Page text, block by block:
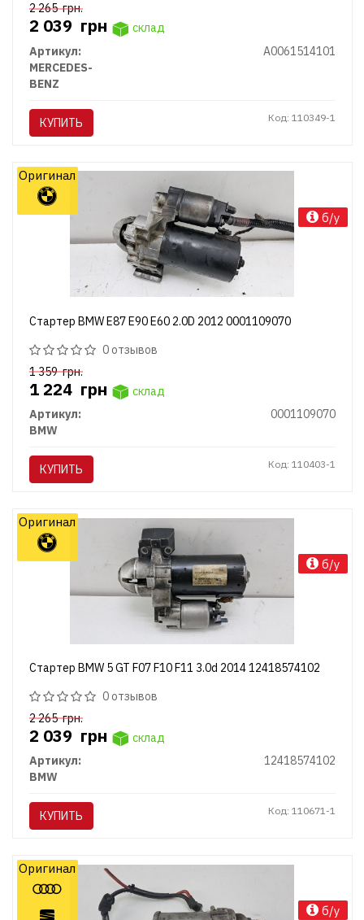
2 265грн.
2 039 грн
склад
Артикул:
A0061514101
MERCEDES-
BENZ
КУПИТЬ Код: 110349-1
Стартер BMW E87 E90 E60 2.0D 2012 0001109070
0 отзывов
1 359грн.
1 224 грн
склад
Артикул:
0001109070
BMW
КУПИТЬ Код: 110403-1
Оригинал
б/у
Стартер BMW 5 GT F07 F10 F11 3.0d 2014 12418574102
0 отзывов
2 265грн.
2 039 грн
склад
Артикул:
12418574102
BMW
КУПИТЬ Код: 110671-1
Оригинал
б/у
Оригинал
б/у